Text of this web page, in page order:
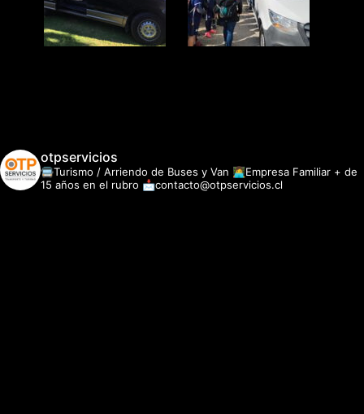
otpservicios
🚍Turismo / Arriendo de Buses y Van 👩‍💻Empresa Familiar + de
15 años en el rubro 📩contacto@otpservicios.cl